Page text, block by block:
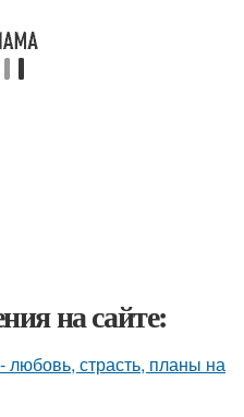
на сайте:
страсть, планы на